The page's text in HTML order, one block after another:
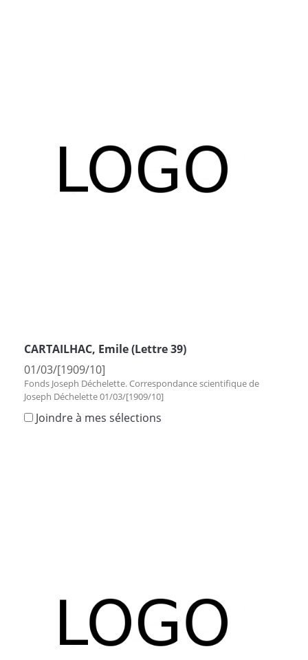
CARTAILHAC, Emile (Lettre 39)
01/03/[1909/10]
Fonds Joseph Déchelette. Correspondance scientifique de
Joseph Déchelette 01/03/[1909/10]
Joindre à mes sélections